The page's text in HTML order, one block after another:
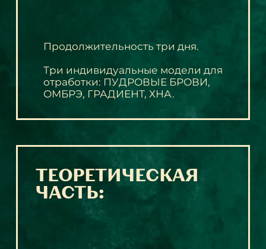
Продолжительность три дня.
Три индивидуальные модели для
отработки: ПУДРОВЫЕ БРОВИ,
ОМБРЭ, ГРАДИЕНТ, ХНА.
ТЕОРЕТИЧЕСКАЯ
ЧАСТЬ: